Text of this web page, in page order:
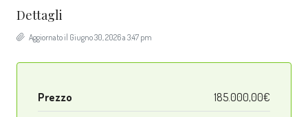
Dettagli
Aggiornato il Giugno 30, 2026 a 3:47 pm
Prezzo 185.000,00€